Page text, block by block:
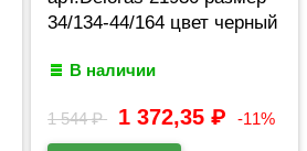
34/134-44/164 цвет черный
В наличии
1 544₽ 1 372,35₽ -11%